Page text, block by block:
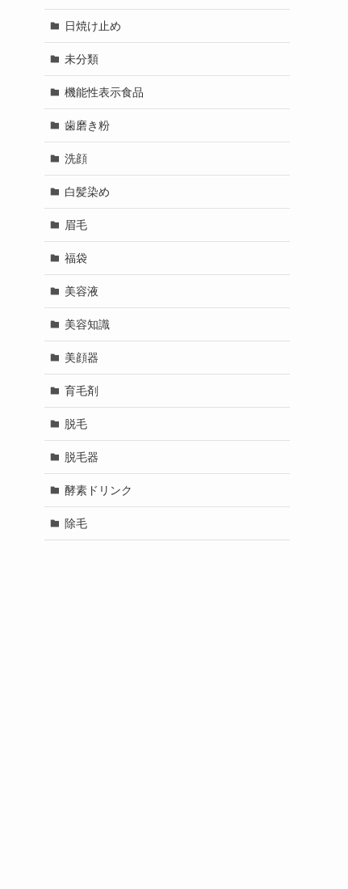
日焼け止め
未分類
機能性表示食品
歯磨き粉
洗顔
白髪染め
眉毛
福袋
美容液
美容知識
美顔器
育毛剤
脱毛
脱毛器
酵素ドリンク
除毛